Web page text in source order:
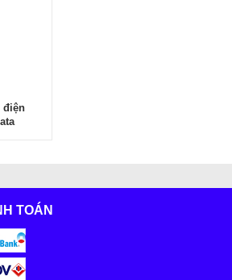
điện
TOÁN